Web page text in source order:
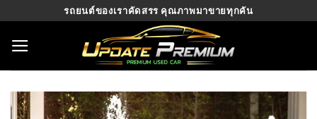
content
รถยนต์ของเราคัดสรร คุณภาพมาขายทุกคัน